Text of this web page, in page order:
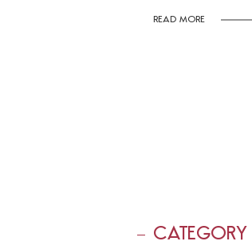
READ MORE
CATEGORY